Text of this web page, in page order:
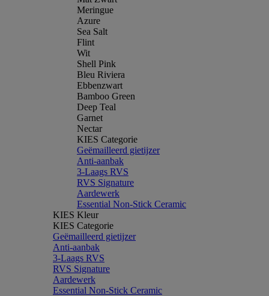
Meringue
Azure
Sea Salt
Flint
Wit
Shell Pink
Bleu Riviera
Ebbenzwart
Bamboo Green
Deep Teal
Garnet
Nectar
KIES Categorie
Geëmailleerd gietijzer
Anti-aanbak
3-Laags RVS
RVS Signature
Aardewerk
Essential Non-Stick Ceramic
KIES Kleur
KIES Categorie
Geëmailleerd gietijzer
Anti-aanbak
3-Laags RVS
RVS Signature
Aardewerk
Essential Non-Stick Ceramic